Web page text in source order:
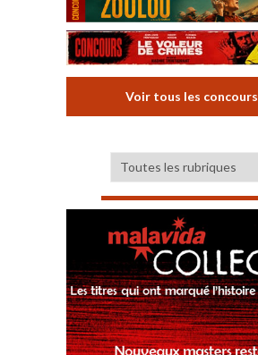
Voir tous les concours